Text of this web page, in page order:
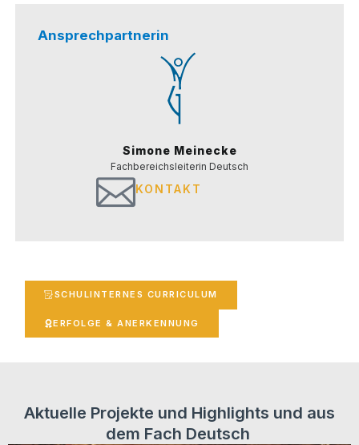
Ansprechpartnerin
Simone Meinecke
Fach­be­reichs­lei­te­rin Deutsch
KONTAKT
SCHUL­IN­TER­NES CURRICULUM
ERFOL­GE & ANERKENNUNG
Aktuelle Projekte und Highlights und aus
dem Fach Deutsch